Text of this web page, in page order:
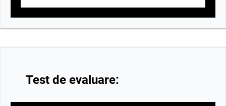
Test de evaluare: